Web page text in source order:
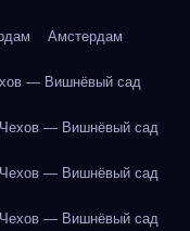
Амстердам
— Вишнёвый сад
— Вишнёвый сад
— Вишнёвый сад
— Вишнёвый сад